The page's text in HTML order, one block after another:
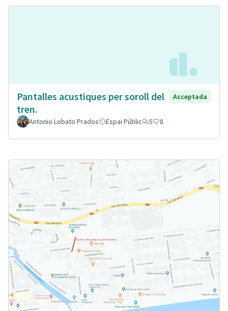
Pantalles acustiques per soroll del
tren.
Acceptada
Antonio Lobato Prados Espai Públic 5 8